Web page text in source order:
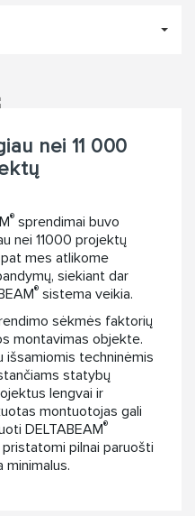
nei 11 000
® sprendimai buvo
nei 11000 projektų
mes atlikome
siekiant dar
® sistema veikia.
sėkmės faktorių
montavimas objekte.
išsamiomis techninėmis
statybų
lengvai ir
montuotojas gali
DELTABEAM®
pilnai paruošti
minimalus.